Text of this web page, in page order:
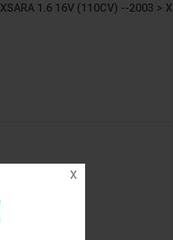
1.6 16V (110CV) --2003 >